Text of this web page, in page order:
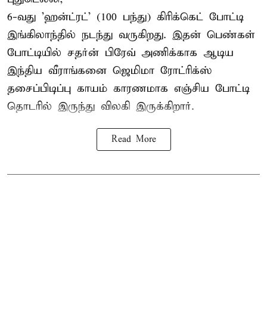
6-வது 'ஹன்ட்ரட்' (100 பந்து) கிரிக்கெட் போட்டி
இங்கிலாந்தில் நடந்து வருகிறது. இதன் பெண்கள்
போட்டியில் சதர்ன் பிரேவ் அணிக்காக ஆடிய
இந்திய வீராங்கனை ஜெமிமா ரோட்ரிக்ஸ்
தசைப்பிடிப்பு காயம் காரணமாக எஞ்சிய போட்டி
தொடரில் இருந்து விலகி இருக்கிறார்.
Read More